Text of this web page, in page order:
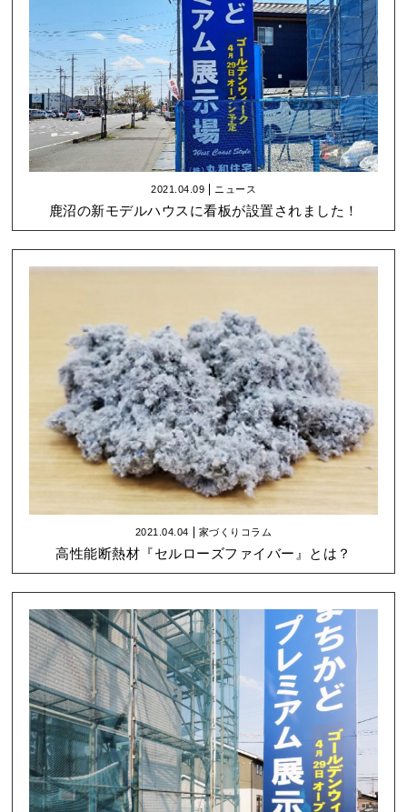
2021.04.09 ニュース
鹿沼の新モデルハウスに看板が設置されました！
2021.04.04 家づくりコラム
高性能断熱材『セルローズファイバー』とは？